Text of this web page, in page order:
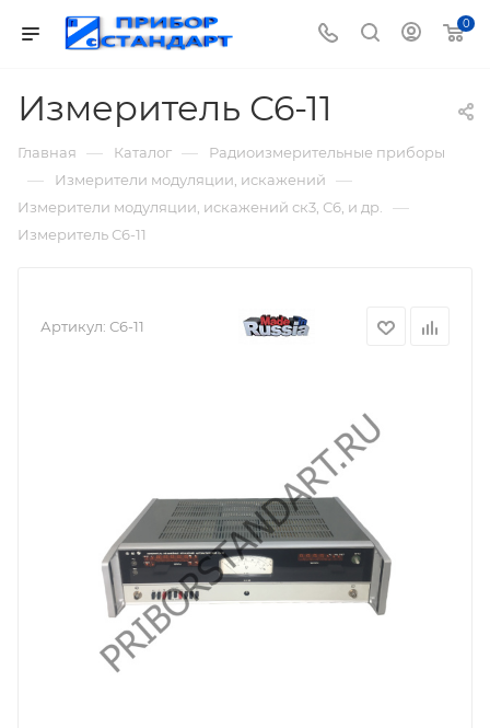
0
Измеритель С6-11
Главная — Каталог — Радиоизмерительные приборы
— Измерители модуляции, искажений —
Измерители модуляции, искажений ск3, С6, и др. —
Измеритель С6-11
Артикул: С6-11